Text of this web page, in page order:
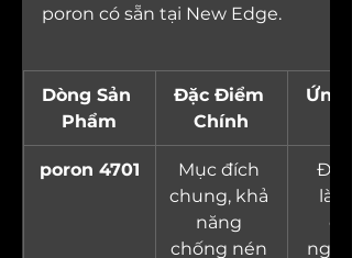
poron có sẵn tại New Edge.
Dòng Sản
Phẩm
Đặc Điểm
Chính
Ứng
poron 4701
Mục đích
chung, khả
năng
chống nén